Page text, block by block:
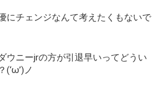
にチェンジなんて考えたくもないで
ウニーjrの方が引退早いってどうい
(‘ω’)ノ